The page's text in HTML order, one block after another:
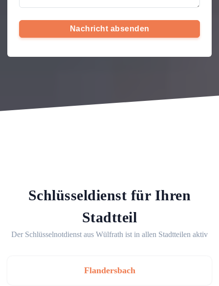
Nachricht absenden
Schlüsseldienst für Ihren
Stadtteil
Der Schlüsselnotdienst aus Wülfrath ist in allen Stadtteilen aktiv
Flandersbach